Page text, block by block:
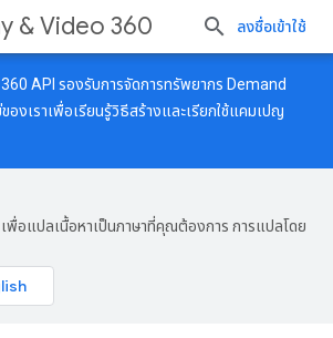
& Video 360 ลงชื่อเข้าใช้
API รองรับการจัดการทรัพยากร Demand
ของเราเพื่อเรียนรู้วิธีสร้างและเรียกใช้แคมเปญ
เพื่อแปลเนื้อหาเป็นภาษาที่คุณต้องการ การแปลโดย